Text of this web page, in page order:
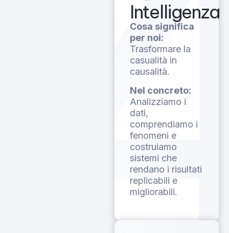
Intelligenza
Cosa significa
per noi:
Trasformare la
casualità in
causalità.
Nel concreto:
Analizziamo i
dati,
comprendiamo i
fenomeni e
costruiamo
sistemi che
rendano i risultati
replicabili e
migliorabili.